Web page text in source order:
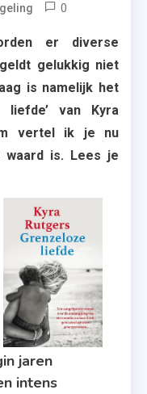
0
,
Boek
13
,
Grenzeloze
Liefde
Kyra
Recensie
,
Roman
er diverse
gelukkig niet
is namelijk het
liefde’ van Kyra
vertel ik je nu
is. Lees je
jaren
intens